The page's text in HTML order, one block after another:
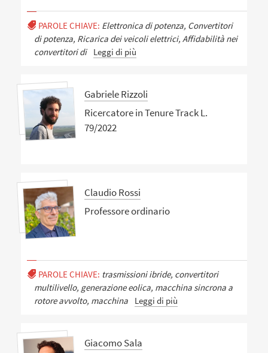
PAROLE CHIAVE: Elettronica di potenza, Convertitori
di potenza, Ricarica dei veicoli elettrici, Affidabilità nei
convertitori di
Leggi di più
Gabriele Rizzoli
Ricercatore in Tenure Track L.
79/2022
Claudio Rossi
Professore ordinario
PAROLE CHIAVE: trasmissioni ibride, convertitori
multilivello, generazione eolica, macchina sincrona a
rotore avvolto, macchina
Leggi di più
Giacomo Sala